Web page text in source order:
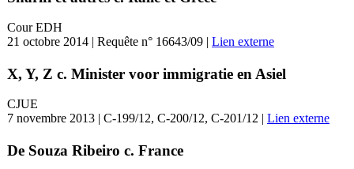
Cour EDH
21 octobre 2014 | Requête n° 16643/09 | Lien externe
X, Y, Z c. Minister voor immigratie en Asiel
CJUE
7 novembre 2013 | C-199/12, C-200/12, C-201/12 | Lien externe
De Souza Ribeiro c. France